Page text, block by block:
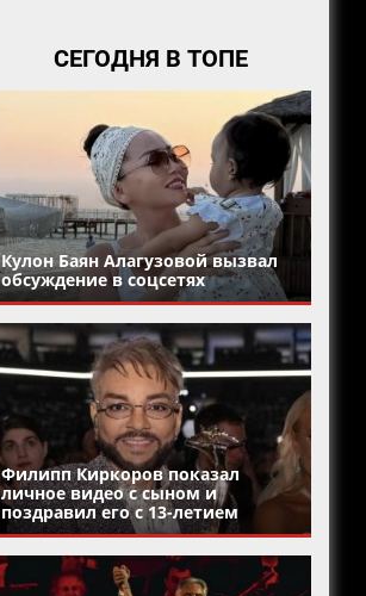
СЕГОДНЯ В ТОПЕ
Кулон Баян Алагузовой вызвал
обсуждение в соцсетях
Филипп Киркоров показал
личное видео с сыном и
поздравил его с 13-летием